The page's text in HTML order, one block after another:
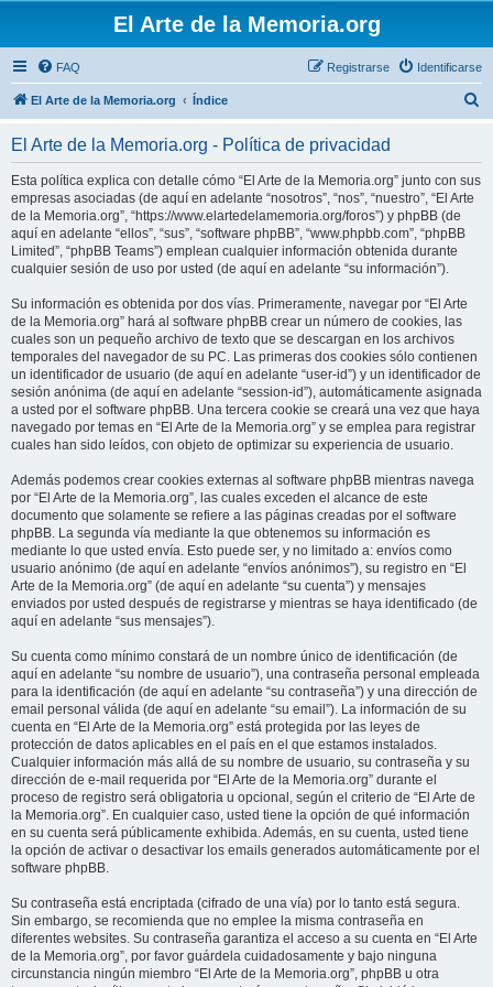
El Arte de la Memoria.org
FAQ Identificarse
Registrarse
El Arte de la Memoria.org Índice
El Arte de la Memoria.org - Política de privacidad
Esta política explica con detalle cómo “El Arte de la Memoria.org” junto con sus
empresas asociadas (de aquí en adelante “nosotros”, “nos”, “nuestro”, “El Arte
de la Memoria.org”, “https://www.elartedelamemoria.org/foros”) y phpBB (de
aquí en adelante “ellos”, “sus”, “software phpBB”, “www.phpbb.com”, “phpBB
Limited”, “phpBB Teams”) emplean cualquier información obtenida durante
cualquier sesión de uso por usted (de aquí en adelante “su información”).
Su información es obtenida por dos vías. Primeramente, navegar por “El Arte
de la Memoria.org” hará al software phpBB crear un número de cookies, las
cuales son un pequeño archivo de texto que se descargan en los archivos
temporales del navegador de su PC. Las primeras dos cookies sólo contienen
un identificador de usuario (de aquí en adelante “user-id”) y un identificador de
sesión anónima (de aquí en adelante “session-id”), automáticamente asignada
a usted por el software phpBB. Una tercera cookie se creará una vez que haya
navegado por temas en “El Arte de la Memoria.org” y se emplea para registrar
cuales han sido leídos, con objeto de optimizar su experiencia de usuario.
Además podemos crear cookies externas al software phpBB mientras navega
por “El Arte de la Memoria.org”, las cuales exceden el alcance de este
documento que solamente se refiere a las páginas creadas por el software
phpBB. La segunda vía mediante la que obtenemos su información es
mediante lo que usted envía. Esto puede ser, y no limitado a: envíos como
usuario anónimo (de aquí en adelante “envíos anónimos”), su registro en “El
Arte de la Memoria.org” (de aquí en adelante “su cuenta”) y mensajes
enviados por usted después de registrarse y mientras se haya identificado (de
aquí en adelante “sus mensajes”).
Su cuenta como mínimo constará de un nombre único de identificación (de
aquí en adelante “su nombre de usuario”), una contraseña personal empleada
para la identificación (de aquí en adelante “su contraseña”) y una dirección de
email personal válida (de aquí en adelante “su email”). La información de su
cuenta en “El Arte de la Memoria.org” está protegida por las leyes de
protección de datos aplicables en el país en el que estamos instalados.
Cualquier información más allá de su nombre de usuario, su contraseña y su
dirección de e-mail requerida por “El Arte de la Memoria.org” durante el
proceso de registro será obligatoria u opcional, según el criterio de “El Arte de
la Memoria.org”. En cualquier caso, usted tiene la opción de qué información
en su cuenta será públicamente exhibida. Además, en su cuenta, usted tiene
la opción de activar o desactivar los emails generados automáticamente por el
software phpBB.
Su contraseña está encriptada (cifrado de una vía) por lo tanto está segura.
Sin embargo, se recomienda que no emplee la misma contraseña en
diferentes websites. Su contraseña garantiza el acceso a su cuenta en “El Arte
de la Memoria.org”, por favor guárdela cuidadosamente y bajo ninguna
circunstancia ningún miembro “El Arte de la Memoria.org”, phpBB u otra